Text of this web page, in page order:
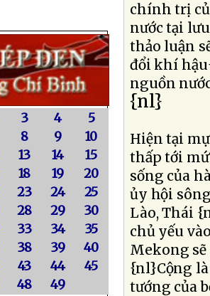
3 4
5
8 9
10
13 14
15
18 19
20
23 24
25
28 29
30
33 34
35
38 39
40
43 44
45
48 49
chính trị
nước tại
thảo luận
đổi khí
nguồn
{nl}
Hiện tại
thấp tới
sống của
ủy hội
Lào, Thái
chủ yếu
Mekong
{nl}Cộng là
tướng của